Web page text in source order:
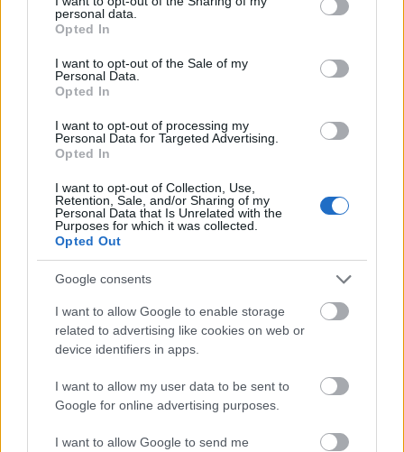
grant or deny consent to Google and its third-party tags to
use your data for below specified purposes in below Google
consent section.
personal data.
Opted In
I want to opt-out of the Sale of my
Personal Data.
Opted In
I want to opt-out of processing my
Personal Data for Targeted Advertising.
Opted In
I want to opt-out of Collection, Use,
Retention, Sale, and/or Sharing of my
Personal Data that Is Unrelated with the
Purposes for which it was collected.
Opted Out
Google consents
I want to allow Google to enable storage
related to advertising like cookies on web or
device identifiers in apps.
I want to allow my user data to be sent to
Google for online advertising purposes.
I want to allow Google to send me
Kiállításajánló - Cezanne-tól
Malevicsig
Baranyai Zoltán•2022. január 14.
ezért programajánlónk következik. Cezanne-tól
Malevicsig a Szépművészeti Múzeumban Pár hete
voltam a Szépművészetiben és el kell hogy
mondjam, régen láttam ilyen izgalmas kiállítást.